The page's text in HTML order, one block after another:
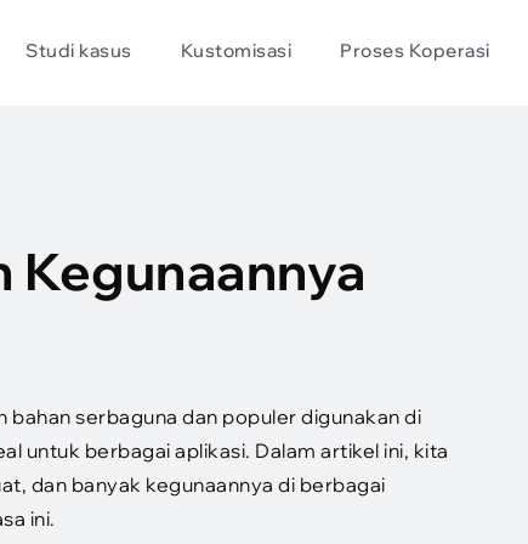
Studi kasus Kustomisasi Proses Koperasi
Kegunaannya
bahan serbaguna dan populer digunakan di
untuk berbagai aplikasi. Dalam artikel ini, kita
dan banyak kegunaannya di berbagai
ini.